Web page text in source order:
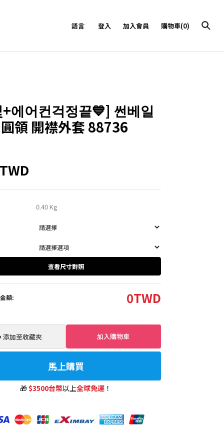
語言 登入 加入會員 購物車(0)
에어컨걱정끝💙] 썬베일
領 開襟外套 88736
0.40 Kg
查看尺寸對照
額: 0TWD
加至收藏夾 加入購物車
馬上購買
🎁$3500台幣以上全球免運 ！